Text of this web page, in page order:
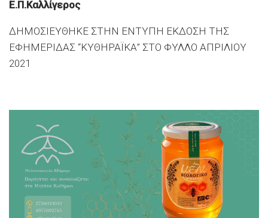
Ε.Π.Καλλίγερος
ΔΗΜΟΣΙΕΥΘΗΚΕ ΣΤΗΝ ΕΝΤΥΠΗ ΕΚΔΟΣΗ ΤΗΣ
ΕΦΗΜΕΡΙΔΑΣ “ΚΥΘΗΡΑΪΚΑ” ΣΤΟ ΦΥΛΛΟ ΑΠΡΙΛΙΟΥ
2021